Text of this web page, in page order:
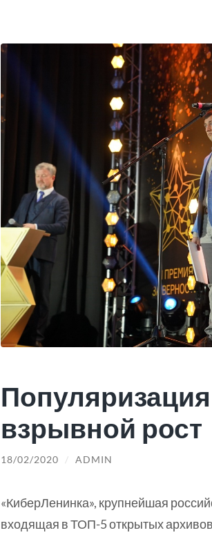
взрывной рост
18/02/2020 / ADMIN
«КиберЛенинка», крупнейшая
входящая в ТОП-5 открытых